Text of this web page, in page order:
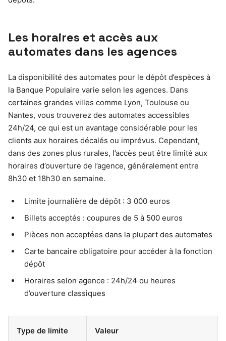
Les horaires et accès aux
automates dans les agences
La disponibilité des automates pour le dépôt d’espèces à
la Banque Populaire varie selon les agences. Dans
certaines grandes villes comme Lyon, Toulouse ou
Nantes, vous trouverez des automates accessibles
24h/24, ce qui est un avantage considérable pour les
clients aux horaires décalés ou imprévus. Cependant,
dans des zones plus rurales, l’accès peut être limité aux
horaires d’ouverture de l’agence, généralement entre
8h30 et 18h30 en semaine.
Limite journalière de dépôt : 3 000 euros
Billets acceptés : coupures de 5 à 500 euros
Pièces non acceptées dans la plupart des automates
Carte bancaire obligatoire pour accéder à la fonction
dépôt
Horaires selon agence : 24h/24 ou heures
d’ouverture classiques
Type de limite Valeur